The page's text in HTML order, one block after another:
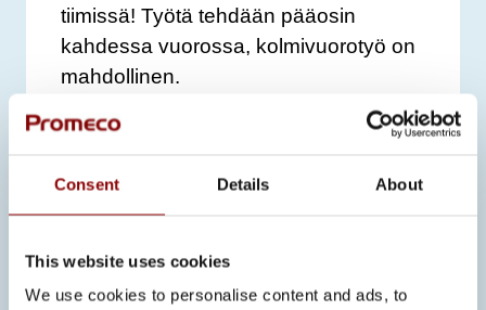
Consent Details About
This website uses cookies
We use cookies to personalise content and ads, to
tiimissä! Työtä tehdään pääosin
kahdessa vuorossa, kolmivuorotyö on
mahdollinen.
Tarjoamme monipuolisen työn
työajat ja asianmukaisen palkan
Aloitamme työt heti sopivan henkilön
löytyessä, joten toimithan nopeasti!